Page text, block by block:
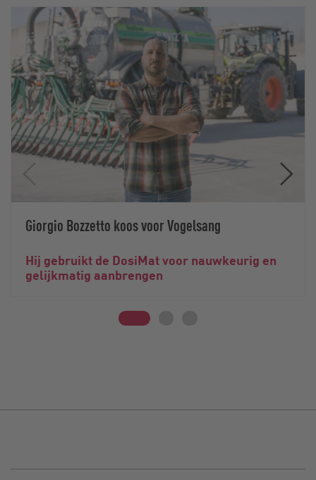
Giorgio Bozzetto koos voor Vogelsang
Hij gebruikt de DosiMat voor nauwkeurig en
gelijkmatig aanbrengen